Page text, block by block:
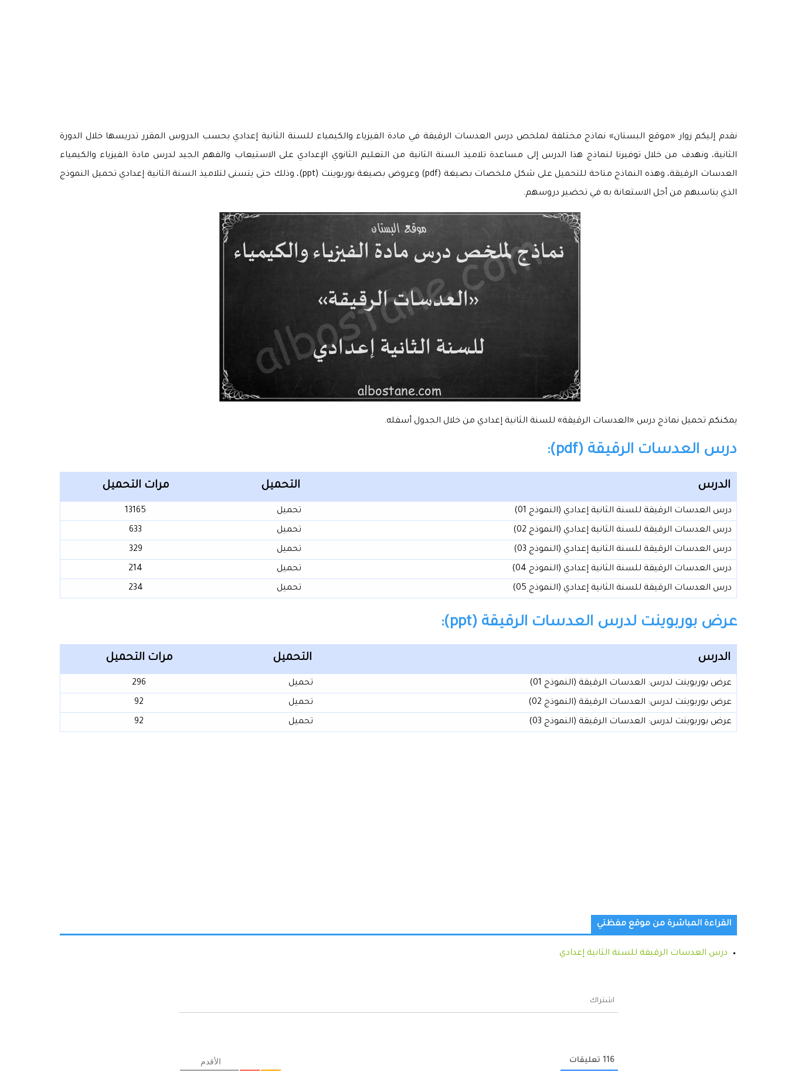
نقدم إليكم زوار «موقع البستان» نماذج مختلفة لملخص درس العدسات الرقيقة في مادة الفيزياء والكيمياء للسنة الثانية إعدادي بحسب الدروس المقرر تدريسها خلال الدورة
الثانية، ونهدف من خلال توفيرنا لنماذج هذا الدرس إلى مساعدة تلاميذ السنة الثانية من التعليم الثانوي الإعدادي على الاستيعاب والفهم الجيد لدرس مادة الفيزياء والكيمياء
العدسات الرقيقة، وهذه النماذج متاحة للتحميل على شكل ملخصات بصيغة (pdf) وعروض بصيغة بوربوينت (ppt)، وذلك حتى يتسنى لتلاميذ السنة الثانية إعدادي تحميل النموذج
الذي يناسبهم من أجل الاستعانة به في تحضير دروسهم.
يمكنكم تحميل نماذج درس «العدسات الرقيقة» للسنة الثانية إعدادي من خلال الجدول أسفله.
درس العدسات الرقيقة (pdf):
الدرس التحميل مرات التحميل
درس العدسات الرقيقة للسنة الثانية إعدادي (النموذج 01) تحميل 13165
درس العدسات الرقيقة للسنة الثانية إعدادي (النموذج 02) تحميل 633
درس العدسات الرقيقة للسنة الثانية إعدادي (النموذج 03) تحميل 329
درس العدسات الرقيقة للسنة الثانية إعدادي (النموذج 04) تحميل 214
درس العدسات الرقيقة للسنة الثانية إعدادي (النموذج 05) تحميل 234
عرض بوربوينت لدرس العدسات الرقيقة (ppt):
الدرس التحميل مرات التحميل
عرض بوربوينت لدرس: العدسات الرقيقة (النموذج 01) تحميل 296
عرض بوربوينت لدرس: العدسات الرقيقة (النموذج 02) تحميل 92
عرض بوربوينت لدرس: العدسات الرقيقة (النموذج 03) تحميل 92
القراءة المباشرة من موقع مفظتي
درس العدسات الرقيقة للسنة الثانية إعدادي
اشتراك
116 تعليقات الأقدم